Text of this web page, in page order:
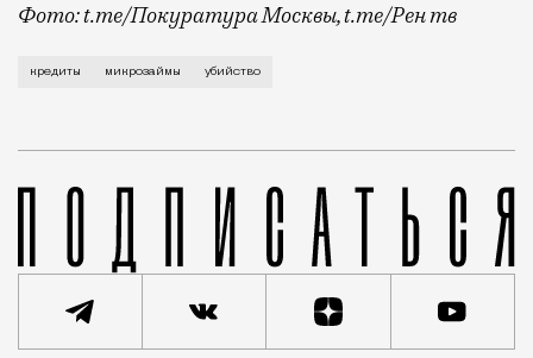
Фото: t.me/Покуратура Москвы, t.me/Рен тв
Были ли украдены деньги — пока не известно.
кредиты микрозаймы убийство